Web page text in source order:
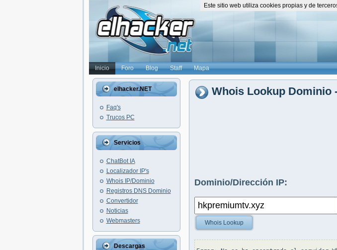
Inicio Foro Blog Staff Mapa
elhacker.NET
Faq's
Trucos PC
Servicios
ChatBot IA
Localizador IP's
Whois IP/Dominio
Registros DNS Dominio
Convertidor
Noticias
Webmasters
Descargas
Whois Lookup Dominio
Dominio/Dirección IP:
Whois Lookup
Este sitio web utiliza cookies propias y de